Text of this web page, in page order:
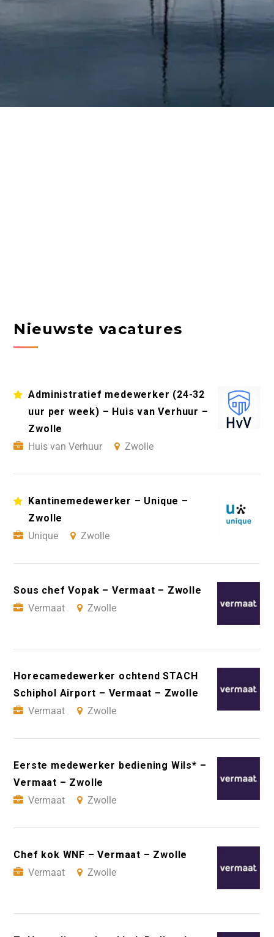
Nieuwste vacatures
Administratief medewerker (24-32
uur per week) – Huis van Verhuur –
Zwolle
Huis van Verhuur
Zwolle
Kantinemedewerker – Unique –
Zwolle
Unique
Zwolle
Sous chef Vopak – Vermaat – Zwolle
Vermaat
Zwolle
Horecamedewerker ochtend STACH
Schiphol Airport – Vermaat – Zwolle
Vermaat
Zwolle
Eerste medewerker bediening Wils* –
Vermaat – Zwolle
Vermaat
Zwolle
Chef kok WNF – Vermaat – Zwolle
Vermaat
Zwolle